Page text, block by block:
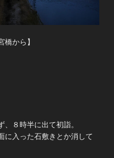
橋から】
８時半に出て初詣。
入った石敷きとか消して